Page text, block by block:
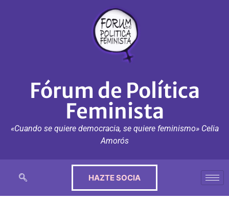
Fórum de Política
Feminista
«Cuando se quiere democracia, se quiere feminismo» Celia
Amorós
HAZTE SOCIA